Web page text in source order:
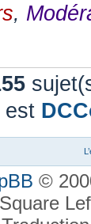
,
est
©